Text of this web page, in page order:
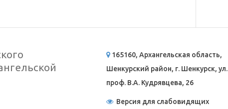
165160, Архангельская область,
Шенкурский район, г. Шенкурск, ул.
проф. В.А. Кудрявцева, 26
Версия для слабовидящих